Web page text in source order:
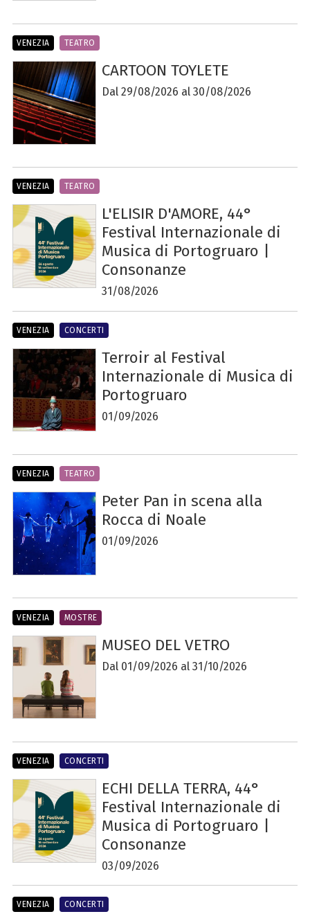
CARTOON TOYLETE
Dal 29/08/2026 al 30/08/2026
VENEZIA TEATRO
L'ELISIR D'AMORE, 44°
Festival Internazionale di
Musica di Portogruaro |
Consonanze
31/08/2026
VENEZIA TEATRO
Terroir al Festival
Internazionale di Musica di
Portogruaro
01/09/2026
VENEZIA CONCERTI
Peter Pan in scena alla
Rocca di Noale
01/09/2026
VENEZIA TEATRO
MUSEO DEL VETRO
Dal 01/09/2026 al 31/10/2026
VENEZIA MOSTRE
ECHI DELLA TERRA, 44°
Festival Internazionale di
Musica di Portogruaro |
Consonanze
03/09/2026
VENEZIA CONCERTI
VENEZIA CONCERTI